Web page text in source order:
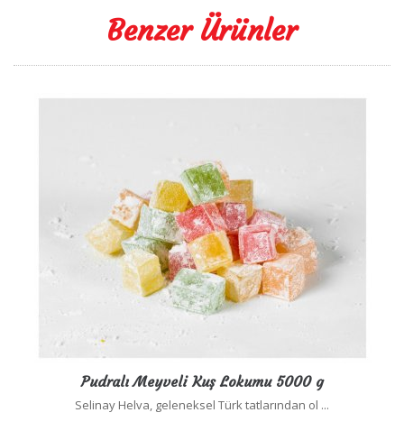
Benzer Ürünler
Pudralı Meyveli Kuş Lokumu 5000 g
Selinay Helva, geleneksel Türk tatlarından ol ...